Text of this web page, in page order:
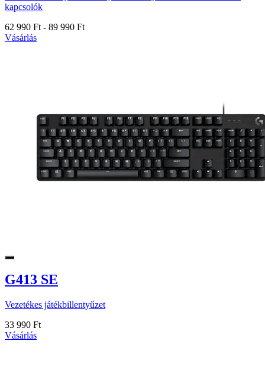
kapcsolók
62 990 Ft - 89 990 Ft
Vásárlás
G413 SE
Vezetékes játékbillentyűzet
33 990 Ft
Vásárlás